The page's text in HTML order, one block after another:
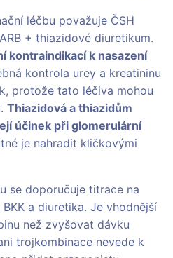
léčbu považuje ČSH
+ thiazidové diuretikum.
kontraindikací k nasazení
kontrola urey a kreatininu
protože tato léčiva mohou
Thiazidová a thiazidům
účinek při glomerulární
je nahradit kličkovými
se doporučuje titrace na
a diuretika. Je vhodnější
než zvyšovat dávku
trojkombinace nevede k